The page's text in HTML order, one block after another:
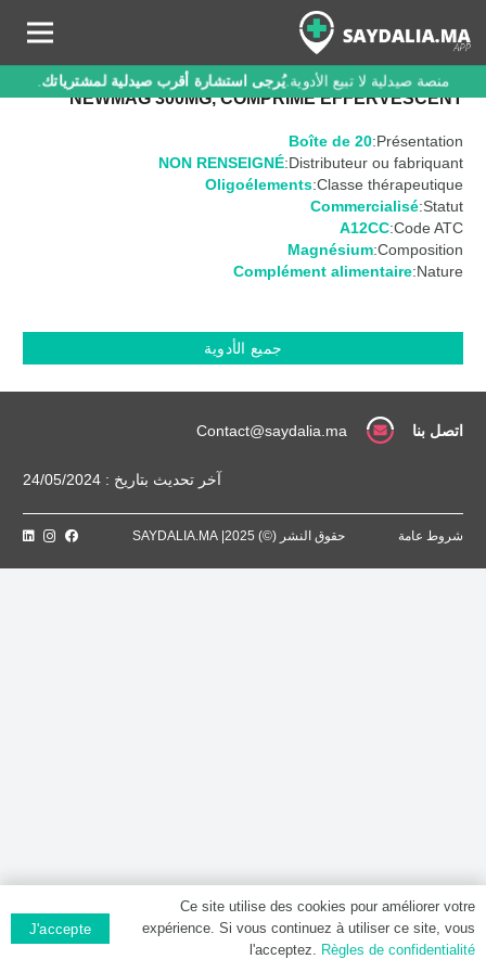
منصة صيدلية لا تبيع الأدوية.يُرجى استشارة أقرب صيدلية لمشترياتك.
NEWMAG 300MG, COMPRIMÉ EFFERVESCENT
Présentation:
Boîte de 20
Distributeur ou fabriquant:
NON RENSEIGNÉ
Classe thérapeutique:
Oligoélements
Statut:
Commercialisé
Code ATC:
A12CC
Composition:
Magnésium
Nature:
Complément alimentaire
جميع الأدوية
اتصل بنا Contact@saydalia.ma
آخر تحديث بتاريخ : 24/05/2024
شروط عامة حقوق النشر (©) 2025| SAYDALIA.MA
Ce site utilise des cookies pour améliorer votre
expérience. Si vous continuez à utiliser ce site, vous
l'acceptez. Règles de confidentialité
J'accepte